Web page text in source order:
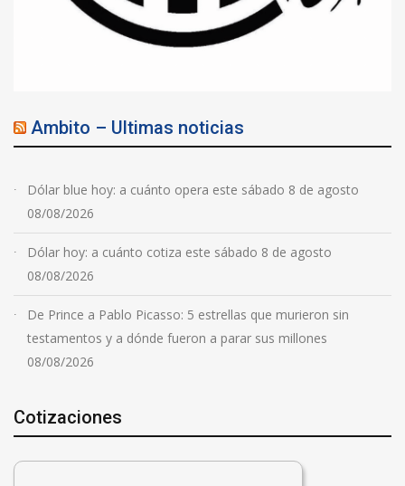
Ambito – Ultimas noticias
Dólar blue hoy: a cuánto opera este sábado 8 de agosto
08/08/2026
Dólar hoy: a cuánto cotiza este sábado 8 de agosto
08/08/2026
De Prince a Pablo Picasso: 5 estrellas que murieron sin
testamentos y a dónde fueron a parar sus millones
08/08/2026
Cotizaciones